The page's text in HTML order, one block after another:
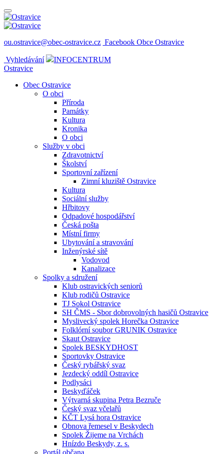
ou.ostravice@obec-ostravice.cz Facebook Obce Ostravice
Vyhledávání
INFOCENTRUM
Ostravice
Obec Ostravice
O obci
Příroda
Památky
Kultura
Kronika
O obci
Služby v obci
Zdravotnictví
Školství
Sportovní zařízení
Zimní kluziště Ostravice
Kultura
Sociální služby
Hřbitovy
Odpadové hospodářství
Česká pošta
Místní firmy
Ubytování a stravování
Inženýrské sítě
Vodovod
Kanalizace
Spolky a sdružení
Klub ostravických seniorů
Klub rodičů Ostravice
TJ Sokol Ostravice
SH ČMS - Sbor dobrovolných hasičů Ostravice
Myslivecký spolek Horečka Ostravice
Folklórní soubor GRUNIK Ostravice
Skaut Ostravice
Spolek BESKYDHOST
Sportovky Ostravice
Český rybářský svaz
Jezdecký oddíl Ostravice
Podlysáci
Beskyďáček
Výtvarná skupina Petra Bezruče
Český svaz včelařů
KČT Lysá hora Ostravice
Obnova řemesel v Beskydech
Spolek Žijeme na Vrchách
Hnízdo Beskydy, z. s.
Portál občana